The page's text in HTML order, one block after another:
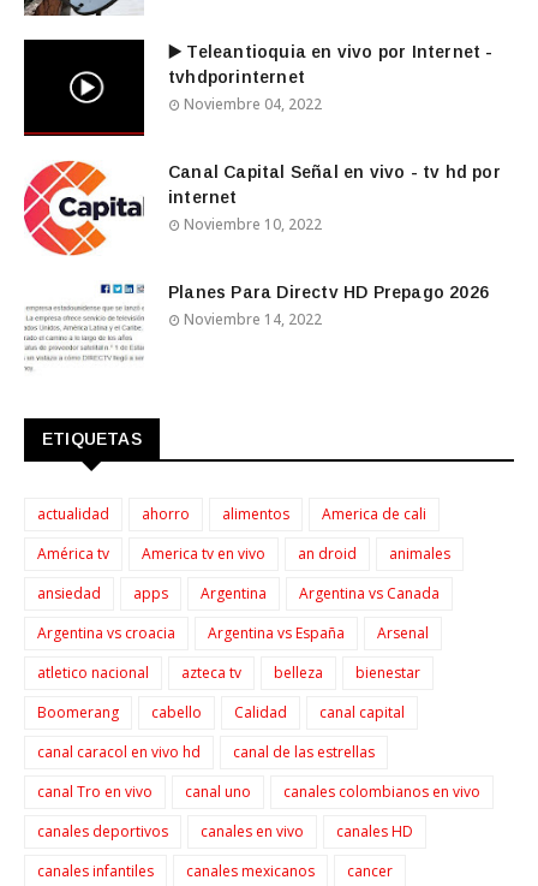
▶️ Teleantioquia en vivo por Internet -
tvhdporinternet
Noviembre 04, 2022
Canal Capital Señal en vivo - tv hd por
internet
Noviembre 10, 2022
Planes Para Directv HD Prepago 2026
Noviembre 14, 2022
ETIQUETAS
actualidad ahorro alimentos
America de cali
América tv
America tv en vivo an droid
animales
ansiedad
apps Argentina
Argentina vs Canada
Argentina vs croacia
Argentina vs España
Arsenal
atletico nacional
azteca tv belleza
bienestar
Boomerang
cabello Calidad
canal capital
canal caracol en vivo hd
canal de las estrellas
canal Tro en vivo
canal uno
canales colombianos en vivo
canales deportivos
canales en vivo
canales HD
canales infantiles
canales mexicanos cancer